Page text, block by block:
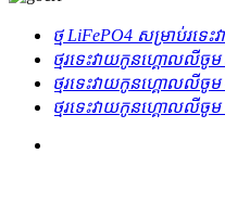
ថ្ម LiFePO4 សម្រាប់រទេ
ថ្មរទេះវាយកូនហ្គោលលីចូម
ថ្មរទេះវាយកូនហ្គោលលីចូម
ថ្មរទេះវាយកូនហ្គោលលីចូម